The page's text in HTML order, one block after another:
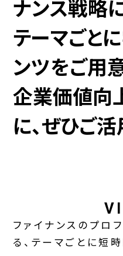
ナンス戦略
テーマごと
ンツをご用
企業価値向
に、ぜひご
ファイナンスのプロ
る、テーマごとに短